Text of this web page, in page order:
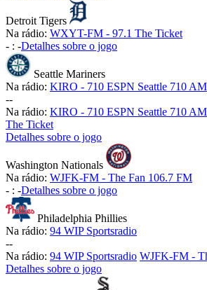
Detroit Tigers
Na rádio: WXYT-FM - 97.1 The Ticket
- : -Detalhes sobre o jogo
Seattle Mariners
Na rádio: KIRO - 710 ESPN Seattle 710 AM
--
Na rádio: KIRO - 710 ESPN Seattle 710 AM
The Ticket
Detalhes sobre o jogo
Washington Nationals
Na rádio: WJFK-FM - The Fan 106.7 FM
- : -Detalhes sobre o jogo
Philadelphia Phillies
Na rádio: 94 WIP Sportsradio
--
Na rádio: 94 WIP Sportsradio WJFK-FM -
Detalhes sobre o jogo